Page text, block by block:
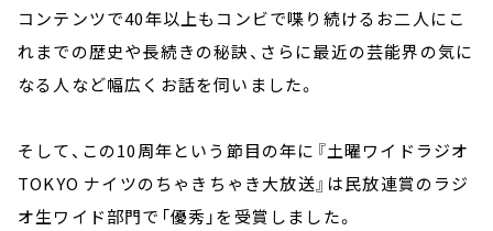
コンテンツで40年以上もコンビで喋り続けるお二人にこ
れまでの歴史や長続きの秘訣、さらに最近の芸能界の気に
なる人など幅広くお話を伺いました。
そして、この10周年という節目の年に『土曜ワイドラジオ
TOKYO ナイツのちゃきちゃき大放送』は民放連賞のラジ
オ生ワイド部門で「優秀」を受賞しました。